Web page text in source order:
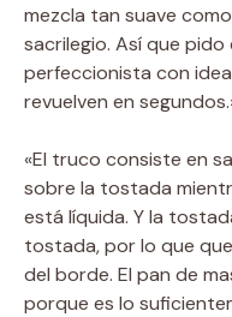
mezcla tan suave
sacrilegio. Así que
perfeccionista con
revuelven en
«El truco consiste en
sobre la tostada
está líquida. Y la
tostada, por lo que
del borde. El pan de
porque es lo